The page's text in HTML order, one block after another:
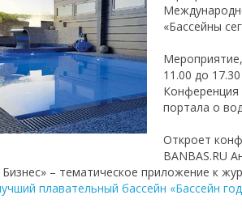
«Бассейны
11.00 до
Конференция
портала о
Откроет
BANBAS.RU
Бизнес» – тематическое приложение к
плавательный бассейн «Бассейн